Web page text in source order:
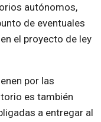
autónomos,
de eventuales
el proyecto de ley
por las
es también
a entregar al